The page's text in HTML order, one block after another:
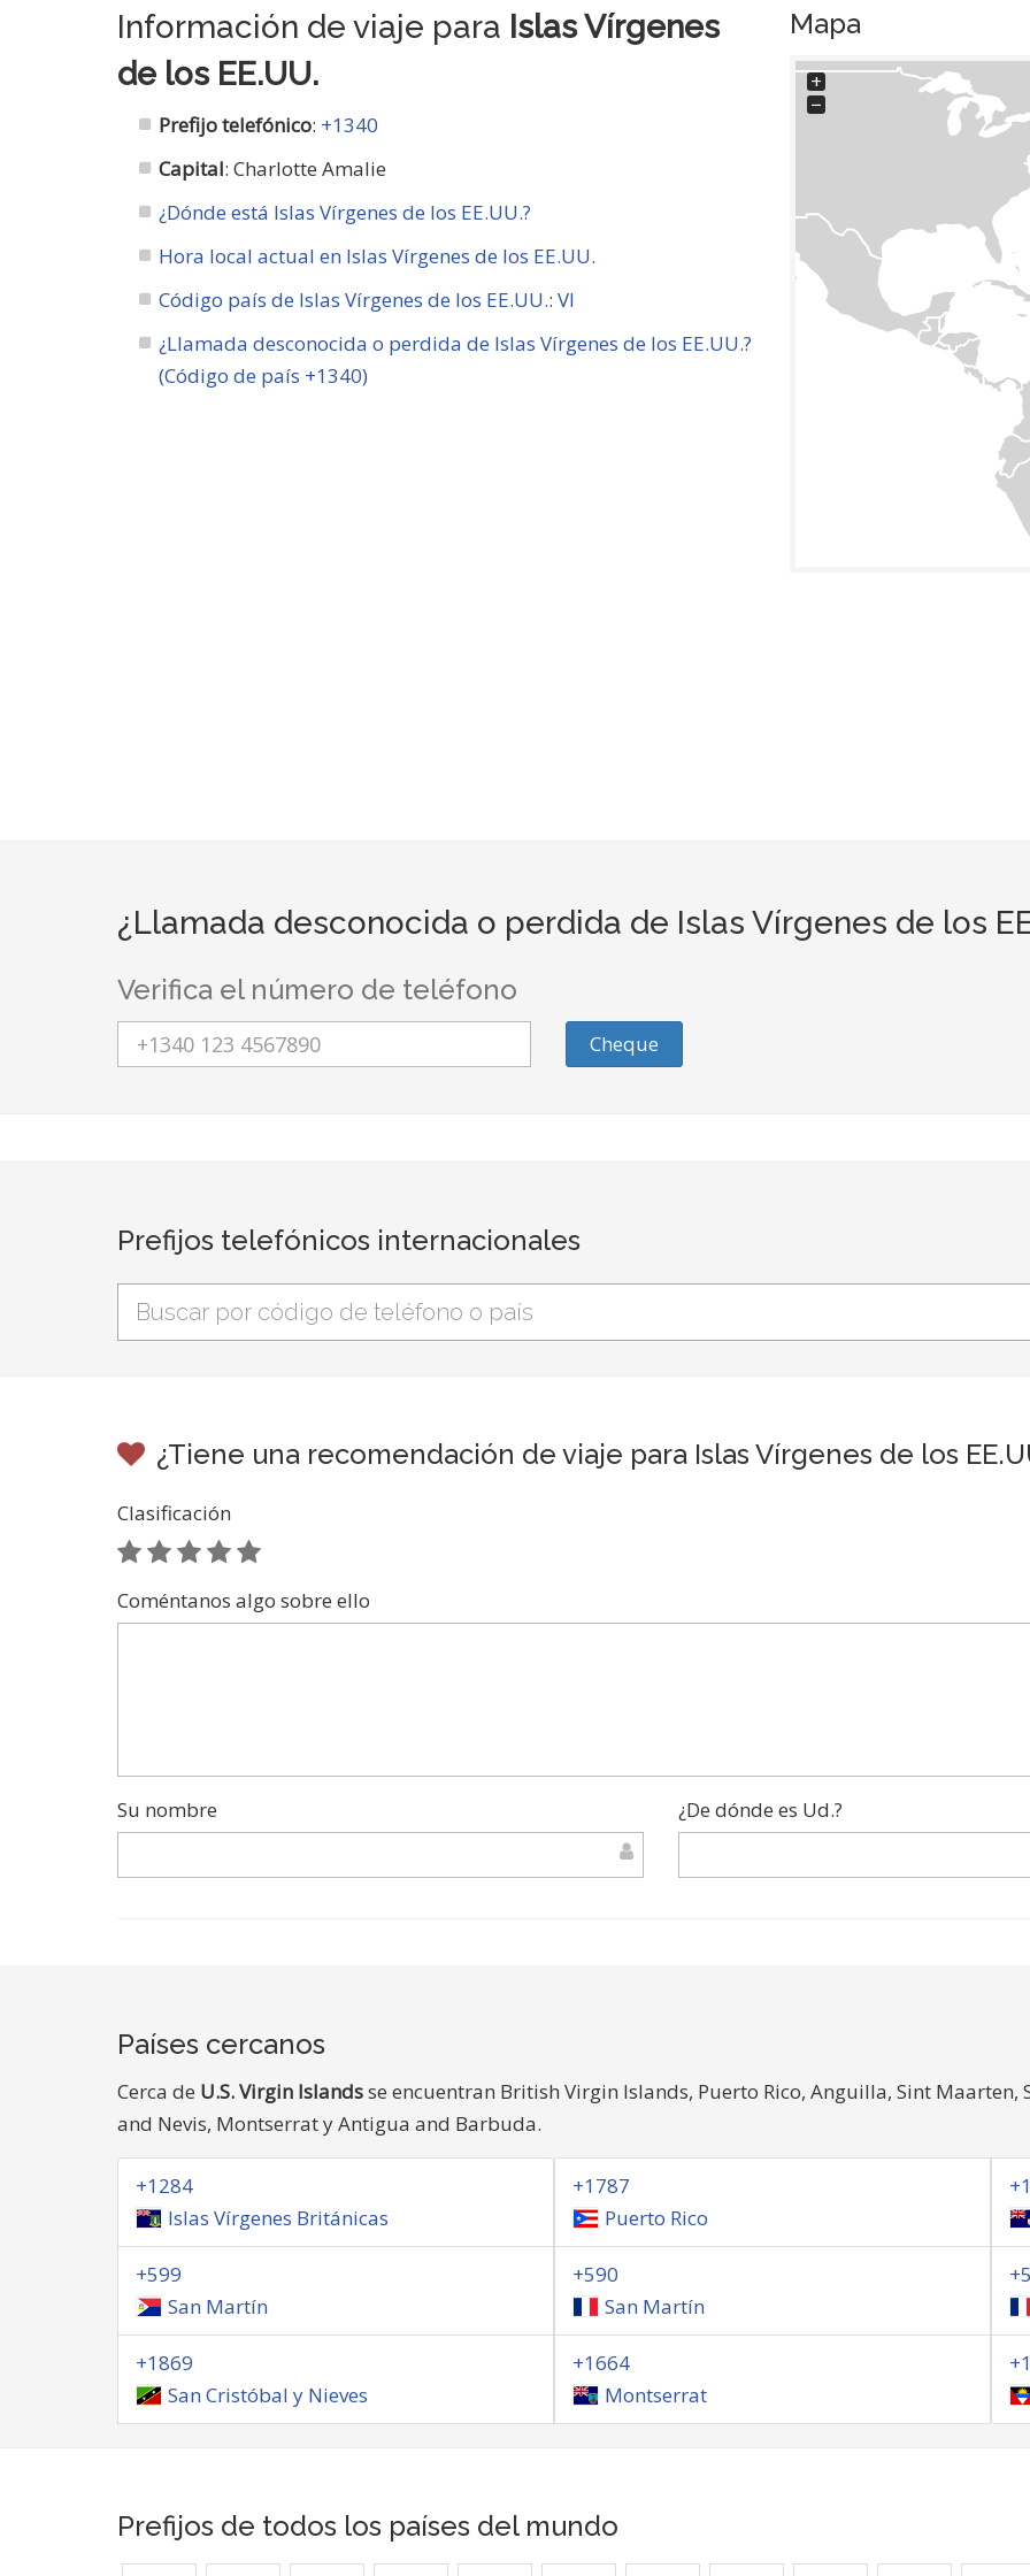
Información de viaje para Islas Vírgenes
de los EE.UU.
Prefijo telefónico: +1340
Capital: Charlotte Amalie
¿Dónde está Islas Vírgenes de los EE.UU.?
Hora local actual en Islas Vírgenes de los EE.UU.
Código país de Islas Vírgenes de los EE.UU.:VI
¿Llamada desconocida o perdida de Islas Vírgenes de los EE.UU.?
(Código de país +1340)
Mapa
+
−
¿Llamada desconocida o perdida de Islas Vírgenes de los
Verifica el número de teléfono
Cheque
Prefijos telefónicos internacionales
¿Tiene una recomendación de viaje para Islas Vírgenes de los
Clasificación
Coméntanos algo sobre ello
Su nombre ¿De dónde es Ud.?
Países cercanos
Cerca de U.S. Virgin Islandsse encuentran British Virgin Islands, Puerto Rico, Anguilla, Sint
and Nevis, Montserrat y Antigua and Barbuda.
+1284
Islas Vírgenes Británicas
+1787
Puerto Rico
+599
San Martín
+590
San Martín
+1869
San Cristóbal y Nieves
+1664
Montserrat
Prefijos de todos los países del mundo